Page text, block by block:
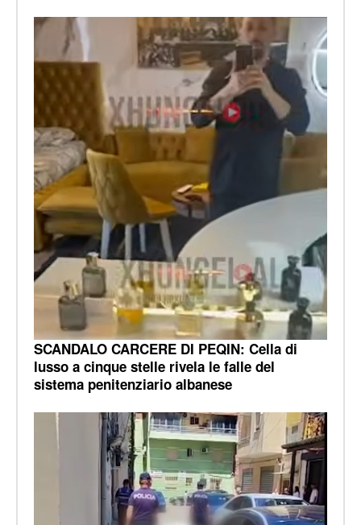
SCANDALO CARCERE DI PEQIN: Cella di
lusso a cinque stelle rivela le falle del
sistema penitenziario albanese